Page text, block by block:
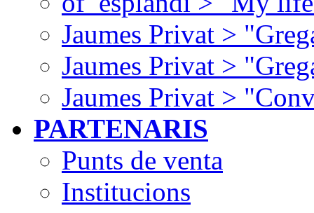
Jaumes Privat >
Jaumes Privat >
Jaumes Privat >
PARTENARIS
Punts de venta
Institucions